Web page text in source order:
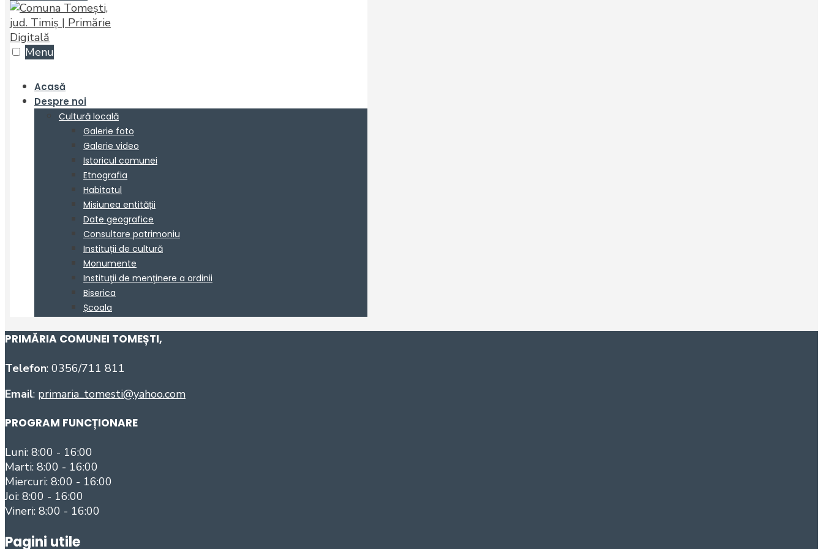
PRIMĂRIA COMUNEI TOMEȘTI,
Telefon: 0356/711 811
Email: primaria_tomesti@yahoo.com
PROGRAM FUNCȚIONARE
Luni: 8:00 - 16:00
Marti: 8:00 - 16:00
Miercuri: 8:00 - 16:00
Joi: 8:00 - 16:00
Vineri: 8:00 - 16:00
Pagini utile